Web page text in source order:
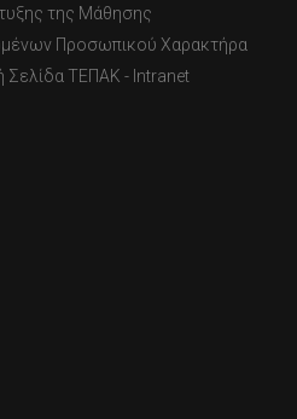
της Μάθησης
Προσωπικού Χαρακτήρα
Σελίδα ΤΕΠΑΚ - Intranet